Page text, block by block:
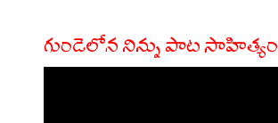
గుండెలోన నిన్ను పాట సాహిత్యం